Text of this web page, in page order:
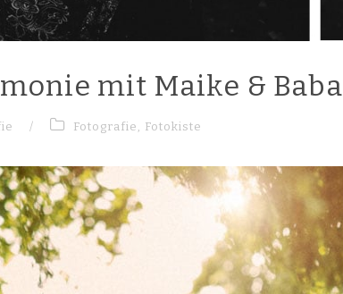
mit Maike & Baba
/ Fotografie Fotokiste